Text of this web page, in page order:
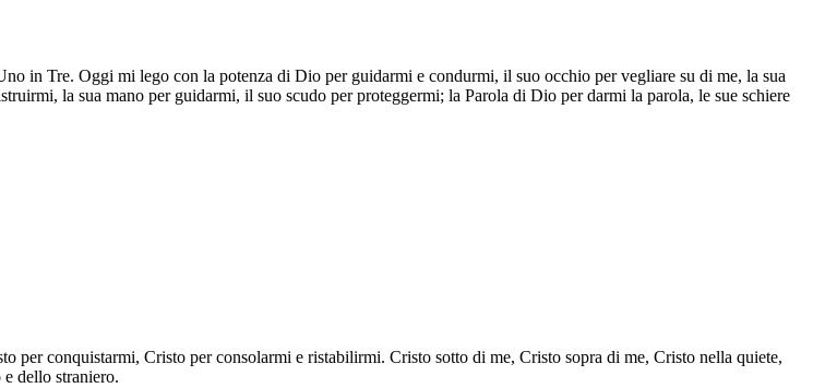
in Tre. Oggi mi lego con la potenza di Dio per guidarmi e condurmi, il suo occhio per vegliare su di me, la sua
la sua mano per guidarmi, il suo scudo per proteggermi; la Parola di Dio per darmi la parola, le sue schiere
per conquistarmi, Cristo per consolarmi e ristabilirmi. Cristo sotto di me, Cristo sopra di me, Cristo nella quiete,
dello straniero.